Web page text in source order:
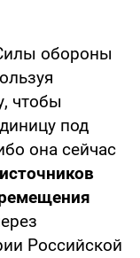
обороны
чтобы
под
она сейчас
Российской